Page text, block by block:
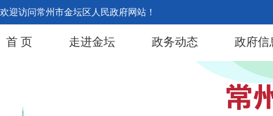
欢迎访问常州市金坛区人民政府网站！
首 页 走进金坛 政务动态 政府信